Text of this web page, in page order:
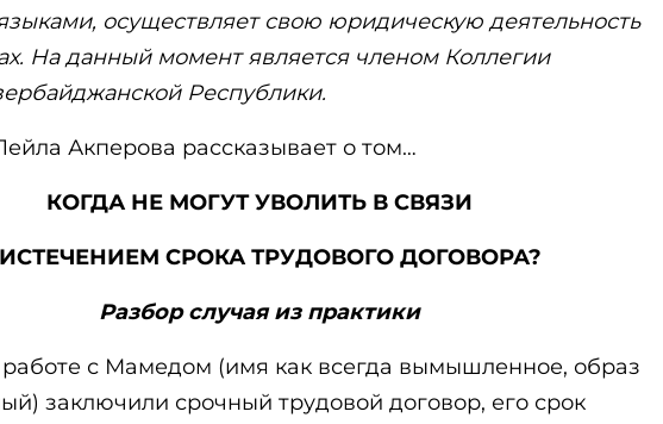
осуществляет свою юридическую деятельность
На данный момент является членом Коллегии
Республики.
Акперова рассказывает о том…
КОГДА НЕ МОГУТ УВОЛИТЬ В СВЯЗИ
СРОКА ТРУДОВОГО ДОГОВОРА?
Разбор случая из практики
с Мамедом (имя как всегда вымышленное, образ
заключили срочный трудовой договор, его срок